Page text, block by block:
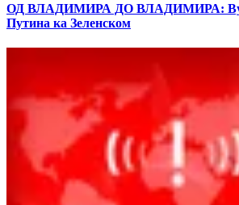
ОД ВЛАДИМИРА ДО ВЛАДИМИРА:
Путина ка Зеленском